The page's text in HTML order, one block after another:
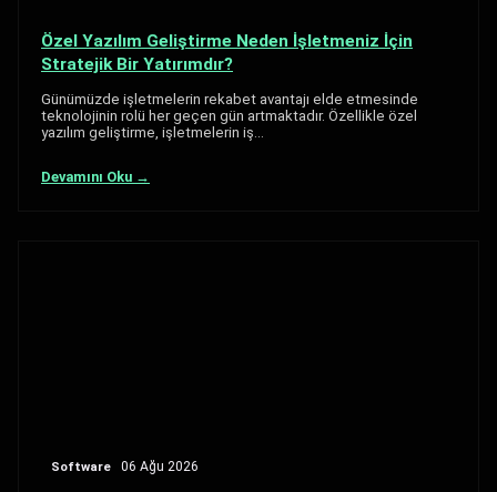
Özel Yazılım Geliştirme Neden İşletmeniz İçin
Stratejik Bir Yatırımdır?
Günümüzde işletmelerin rekabet avantajı elde etmesinde
teknolojinin rolü her geçen gün artmaktadır. Özellikle özel
yazılım geliştirme, işletmelerin iş…
Devamını Oku →
Software 06 Ağu 2026